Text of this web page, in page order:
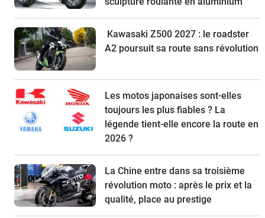
Kawasaki Z500 2027 : le roadster
A2 poursuit sa route sans révolution
Les motos japonaises sont-elles
toujours les plus fiables ? La
légende tient-elle encore la route en
2026 ?
La Chine entre dans sa troisième
révolution moto : après le prix et la
qualité, place au prestige